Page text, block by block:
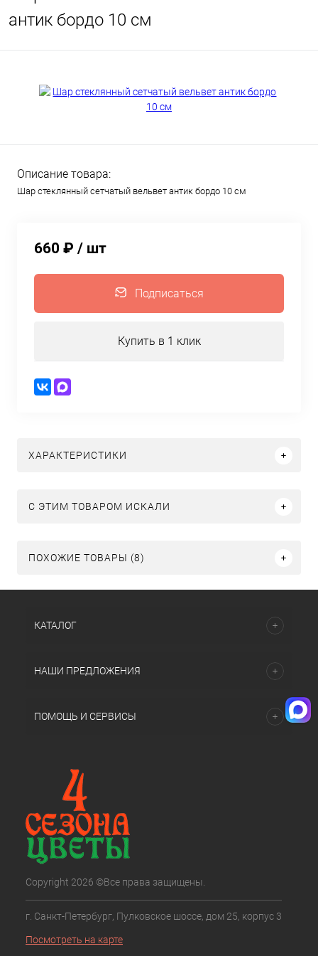
антик бордо 10 см
Описание товара:
Шар стеклянный сетчатый вельвет антик бордо 10 см
660 ₽ / шт
Подписаться
Купить в 1 клик
ХАРАКТЕРИСТИКИ
C ЭТИМ ТОВАРОМ ИСКАЛИ
ПОХОЖИЕ ТОВАРЫ (8)
КАТАЛОГ
НАШИ ПРЕДЛОЖЕНИЯ
ПОМОЩЬ И СЕРВИСЫ
Copyright 2026 ©Все права защищены.
г. Санкт-Петербург, Пулковское шоссе, дом 25, корпус 3
Посмотреть на карте